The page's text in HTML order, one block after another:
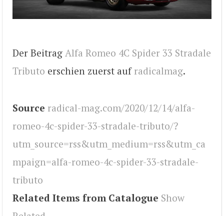
Der Beitrag Alfa Romeo 4C Spider 33 Stradale
Tributo erschien zuerst auf radicalmag.
Source radical-mag.com/2020/12/14/alfa-
romeo-4c-spider-33-stradale-tributo/?
utm_source=rss&utm_medium=rss&utm_ca
mpaign=alfa-romeo-4c-spider-33-stradale-
tributo
Related Items from Catalogue Show